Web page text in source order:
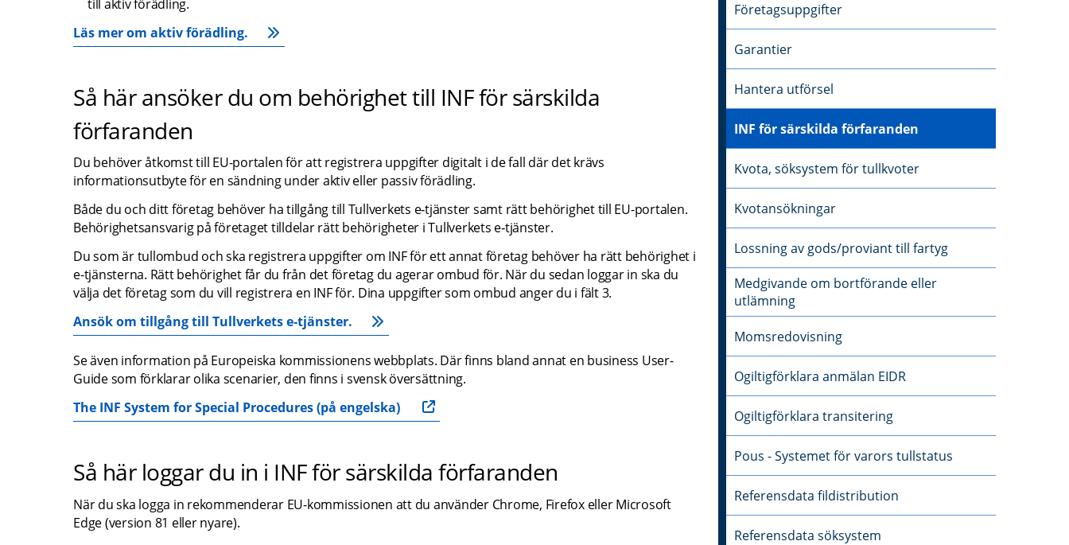
till aktiv förädling.
Läs mer om aktiv förädling.
Så här ansöker du om behörighet till INF för särskilda
förfaranden
Du behöver åtkomst till EU-portalen för att registrera uppgifter digitalt i de fall där det krävs
informationsutbyte för en sändning under aktiv eller passiv förädling.
Både du och ditt företag behöver ha tillgång till Tullverkets e‑tjänster samt rätt behörighet till EU-portalen.
Behörighetsansvarig på företaget tilldelar rätt behörigheter i Tullverkets e‑tjänster.
Du som är tullombud och ska registrera uppgifter om INF för ett annat företag behöver ha rätt behörighet i
e-tjänsterna. Rätt behörighet får du från det företag du agerar ombud för. När du sedan loggar in ska du
välja det företag som du vill registrera en INF för. Dina uppgifter som ombud anger du i fält 3.
Ansök om tillgång till Tullverkets e‑tjänster.
Se även information på Europeiska kommissionens webbplats. Där finns bland annat en business User-
Guide som förklarar olika scenarier, den finns i svensk översättning.
The INF System for Special Procedures (på engelska)
Så här loggar du in i INF för särskilda förfaranden
När du ska logga in rekommenderar EU-kommissionen att du använder Chrome, Firefox eller Microsoft
Edge (version 81 eller nyare).
Företagsuppgifter
Garantier
Hantera utförsel
INF för särskilda förfaranden
Kvota, söksystem för tullkvoter
Kvotansökningar
Lossning av gods/proviant till fartyg
Medgivande om bortförande eller
utlämning
Momsredovisning
Ogiltigförklara anmälan EIDR
Ogiltigförklara transitering
Pous - Systemet för varors tullstatus
Referensdata fildistribution
Referensdata söksystem